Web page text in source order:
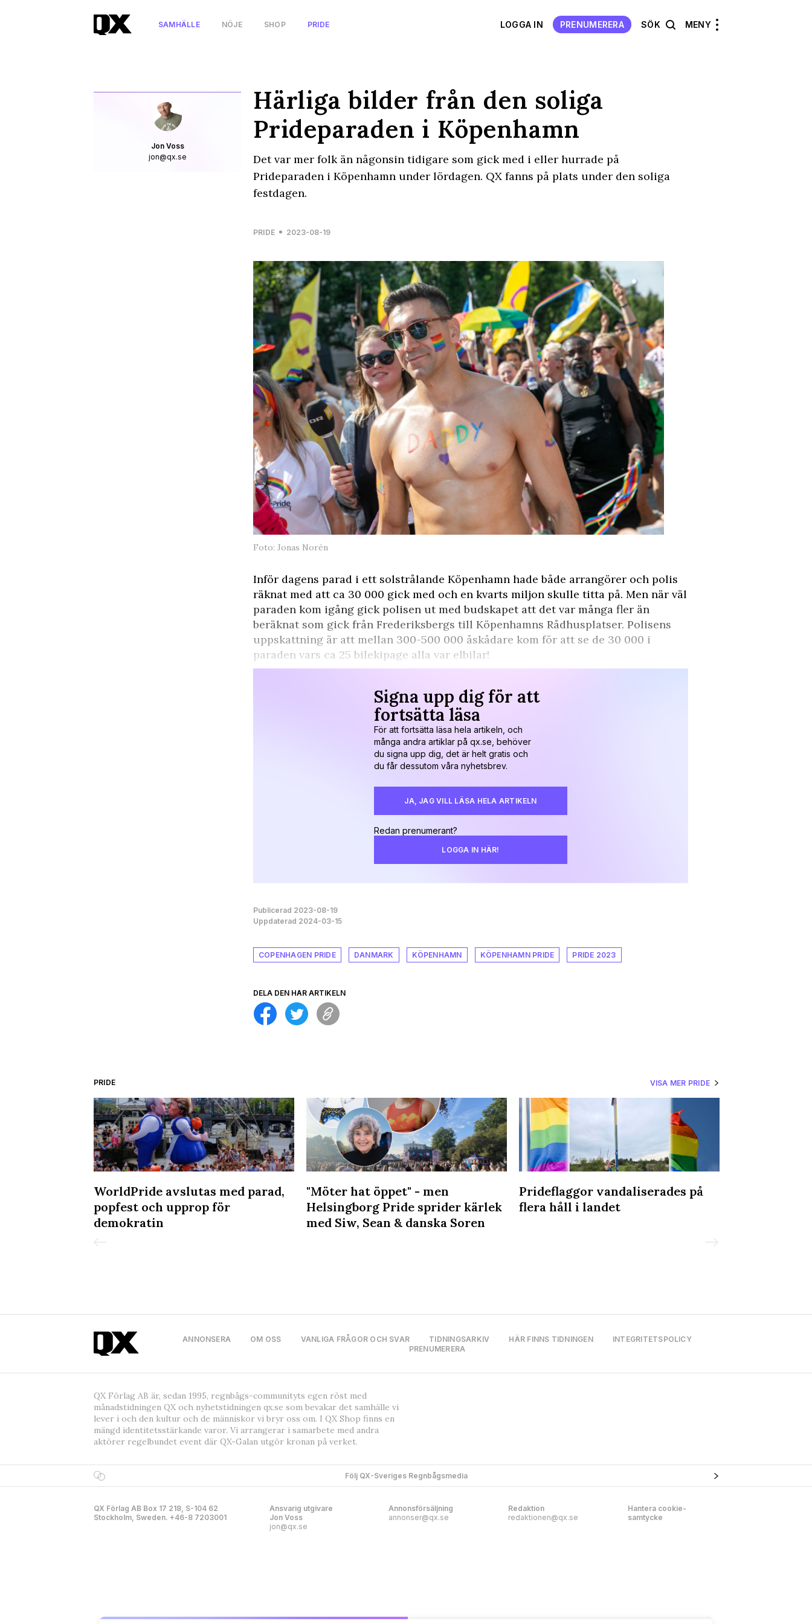
SAMHÄLLE NÖJE SHOP PRIDE LOGGA IN PRENUMERERA SÖK MENY
Jon Voss
jon@qx.se
Härliga bilder från den soliga
Prideparaden i Köpenhamn
Det var mer folk än någonsin tidigare som gick med i eller hurrade på
Prideparaden i Köpenhamn under lördagen. QX fanns på plats under den soliga
festdagen.
PRIDE 2023-08-19
Foto: Jonas Norén
Inför dagens parad i ett solstrålande Köpenhamn hade både arrangörer och polis
räknat med att ca 30 000 gick med och en kvarts miljon skulle titta på. Men när väl
paraden kom igång gick polisen ut med budskapet att det var många fler än
beräknat som gick från Frederiksbergs till Köpenhamns Rådhusplatser. Polisens
uppskattning är att mellan 300-500 000 åskådare kom för att se de 30 000 i
paraden vars ca 25 bilekipage alla var elbilar!
Signa upp dig för att
fortsätta läsa
För att fortsätta läsa hela artikeln, och
många andra artiklar på qx.se, behöver
du signa upp dig, det är helt gratis och
du får dessutom våra nyhetsbrev.
JA, JAG VILL LÄSA HELA ARTIKELN
Redan prenumerant?
LOGGA IN HÄR!
Publicerad 2023-08-19
Uppdaterad 2024-03-15
COPENHAGEN PRIDE DANMARK KÖPENHAMN KÖPENHAMN PRIDE PRIDE 2023
DELA DEN HÄR ARTIKELN
PRIDE VISA MER PRIDE
WorldPride avslutas med parad,
popfest och upprop för
demokratin
"Möter hat öppet" - men
Helsingborg Pride sprider kärlek
med Siw, Sean & danska Soren
Prideflaggor vandaliserades på
flera håll i landet
ANNONSERA OM OSS VANLIGA FRÅGOR OCH SVAR TIDNINGSARKIV HÄR FINNS TIDNINGEN
INTEGRITETSPOLICY
PRENUMERERA
QX Förlag AB är, sedan 1995, regnbågs-communityts egen röst med
månadstidningen QX och nyhetstidningen qx.se som bevakar det samhälle vi
lever i och den kultur och de människor vi bryr oss om. I QX Shop finns en
mängd identitetsstärkande varor. Vi arrangerar i samarbete med andra
aktörer regelbundet event där QX-Galan utgör kronan på verket.
Följ QX-Sveriges Regnbågsmedia
QX Förlag AB Box 17 218, S-104 62
Stockholm, Sweden. +46-8 7203001
Ansvarig utgivare
Jon Voss
jon@qx.se
Annonsförsäljning
annonser@qx.se
Redaktion
redaktionen@qx.se
Hantera cookie-
samtycke